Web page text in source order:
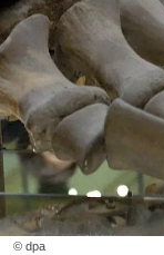
© dpa